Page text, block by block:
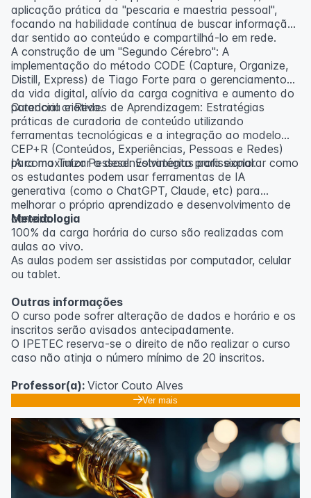
aplicação prática da "pescaria e maestria pessoal",
focando na habilidade contínua de buscar informação,
dar sentido ao conteúdo e compartilhá-lo em rede.
A construção de um "Segundo Cérebro": A
implementação do método CODE (Capture, Organize,
Distill, Express) de Tiago Forte para o gerenciamento
da vida digital, alívio da carga cognitiva e aumento do
potencial criativo.
Curadoria e Redes de Aprendizagem: Estratégias
práticas de curadoria de conteúdo utilizando
ferramentas tecnológicas e a integração ao modelo
CEP+R (Conteúdos, Experiências, Pessoas e Redes)
para maximizar o desenvolvimento profissional.
IA como Tutor Pessoal: Estratégias para explorar como
os estudantes podem usar ferramentas de IA
generativa (como o ChatGPT, Claude, etc) para
melhorar o próprio aprendizado e desenvolvimento de
carreira.
Metodologia
100% da carga horária do curso são realizadas com
aulas ao vivo.
As aulas podem ser assistidas por computador, celular
ou tablet.
Outras informações
O curso pode sofrer alteração de dados e horário e os
inscritos serão avisados ​​antecipadamente.
O IPETEC reserva-se o direito de não realizar o curso
caso não atinja o número mínimo de 20 inscritos.
Professor(a): Victor Couto Alves
Ver mais